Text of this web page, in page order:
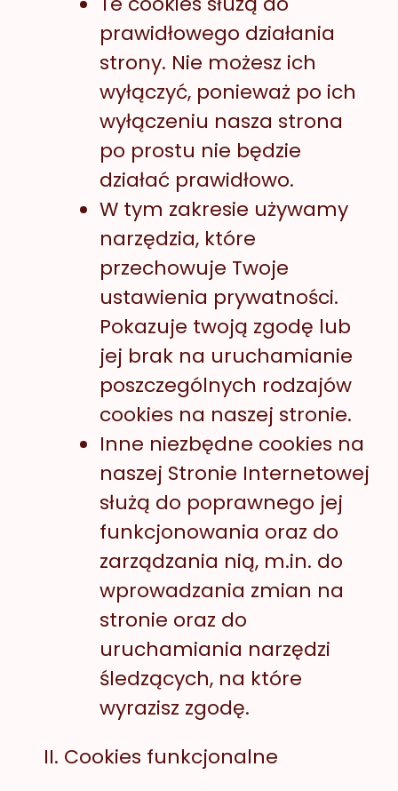
prawidłowego działania
strony. Nie możesz ich
wyłączyć, ponieważ po ich
wyłączeniu nasza strona
po prostu nie będzie
działać prawidłowo.
W tym zakresie używamy
narzędzia, które
przechowuje Twoje
ustawienia prywatności.
Pokazuje twoją zgodę lub
jej brak na uruchamianie
poszczególnych rodzajów
cookies na naszej stronie.
Inne niezbędne cookies na
naszej Stronie Internetowej
służą do poprawnego jej
funkcjonowania oraz do
zarządzania nią, m.in. do
wprowadzania zmian na
stronie oraz do
uruchamiania narzędzi
śledzących, na które
wyrazisz zgodę.
Cookies funkcjonalne